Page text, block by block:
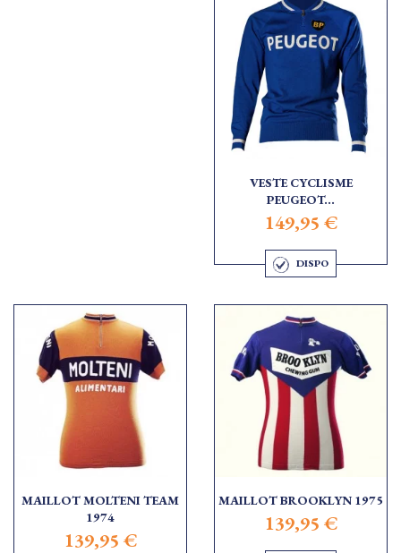
VESTE CYCLISME
PEUGEOT...
149,95 €
DISPO
MAILLOT MOLTENI TEAM
1974
139,95 €
MAILLOT BROOKLYN 1975
139,95 €